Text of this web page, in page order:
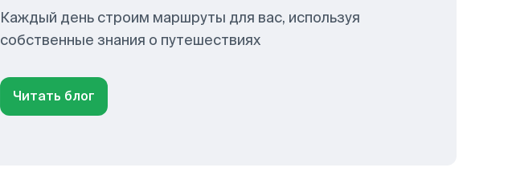
Каждый день строим маршруты для вас, используя
собственные знания о путешествиях
Читать блог